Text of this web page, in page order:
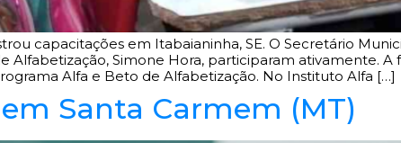
capacitações em Itabaianinha, SE. O Secretário
Alfabetização, Simone Hora, participaram ativamente.
Alfa e Beto de Alfabetização. No Instituto Alfa […]
Santa Carmem (MT)